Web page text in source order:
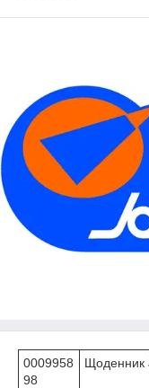
0009958
98
Щоденник